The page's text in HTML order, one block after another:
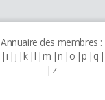
Annuaire des membres :
i j k l m n o p q
z